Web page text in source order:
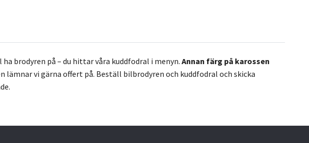
brodyren på – du hittar våra kuddfodral i menyn. Annan färg på karossen
vi gärna offert på. Beställ bilbrodyren och kuddfodral och skicka